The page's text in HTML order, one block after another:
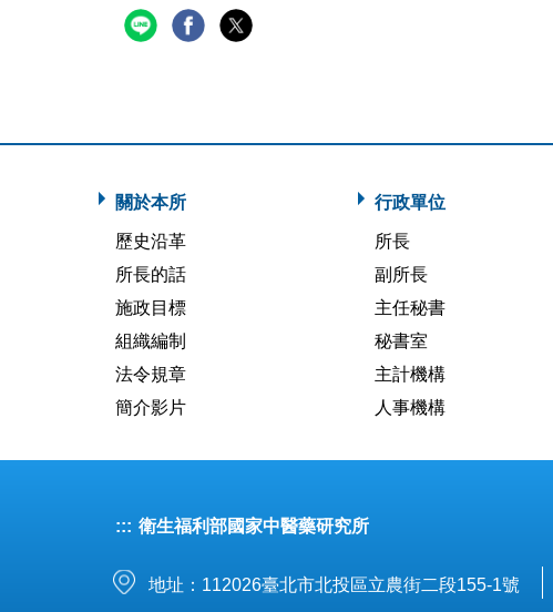
關於本所
歷史沿革
所長的話
施政目標
組織編制
法令規章
簡介影片
行政單位
所長
副所長
主任秘書
秘書室
主計機構
人事機構
::: 衛生福利部國家中醫藥研究所
地址：112026臺北市北投區立農街二段155-1號